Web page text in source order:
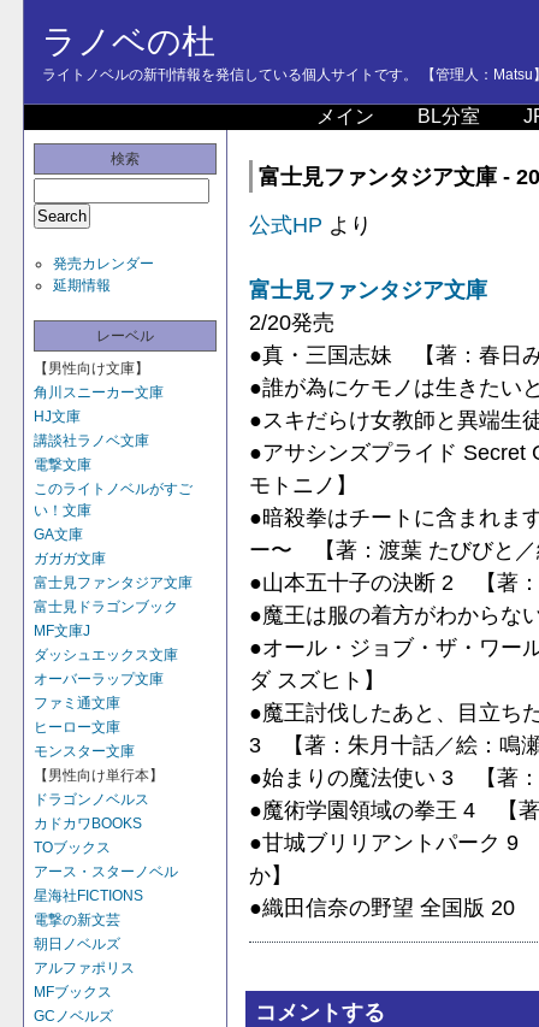
ラノベの杜
ライトノベルの新刊情報を発信している個人サイトです。 【管理人：Matsu
メイン BL分室
検索
発売カレンダー
延期情報
レーベル
【男性向け文庫】
角川スニーカー文庫
HJ文庫
講談社ラノベ文庫
電撃文庫
このライトノベルがすご
い！文庫
GA文庫
ガガガ文庫
富士見ファンタジア文庫
富士見ドラゴンブック
MF文庫J
ダッシュエックス文庫
オーバーラップ文庫
ファミ通文庫
ヒーロー文庫
モンスター文庫
【男性向け単行本】
ドラゴンノベルス
カドカワBOOKS
TOブックス
アース・スターノベル
星海社FICTIONS
電撃の新文芸
朝日ノベルズ
アルファポリス
MFブックス
GCノベルズ
富士見ファンタジア文庫 -
公式HP より
富士見ファンタジア文庫
2/20発売
●真・三国志妹 【著：春日
●誰が為にケモノは生きた
●スキだらけ女教師と異端
●アサシンズプライド
モトニノ】
●暗殺拳はチートに含まれ
ー〜 【著：渡葉 たびびと
●山本五十子の決断 2 【著
●魔王は服の着方がわから
●オール・ジョブ・ザ・ワ
ダ スズヒト】
●魔王討伐したあと、目立ち
3 【著：朱月十話／絵：鳴
●始まりの魔法使い 3 【著
●魔術学園領域の拳王 4 【
●甘城ブリリアントパーク 9
か】
●織田信奈の野望 全国版 20
コメントする